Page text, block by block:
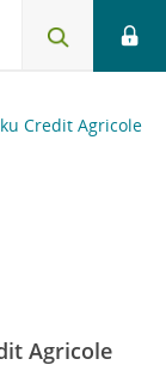
Credit Agricole
Agricole